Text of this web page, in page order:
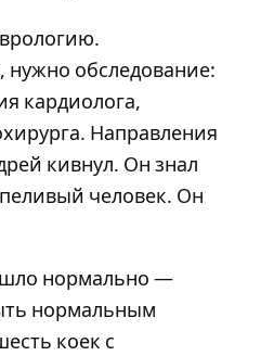
обследование:
кардиолога,
Направления
кивнул. Он знал
человек. Он
шло нормально —
нормальным
коек с